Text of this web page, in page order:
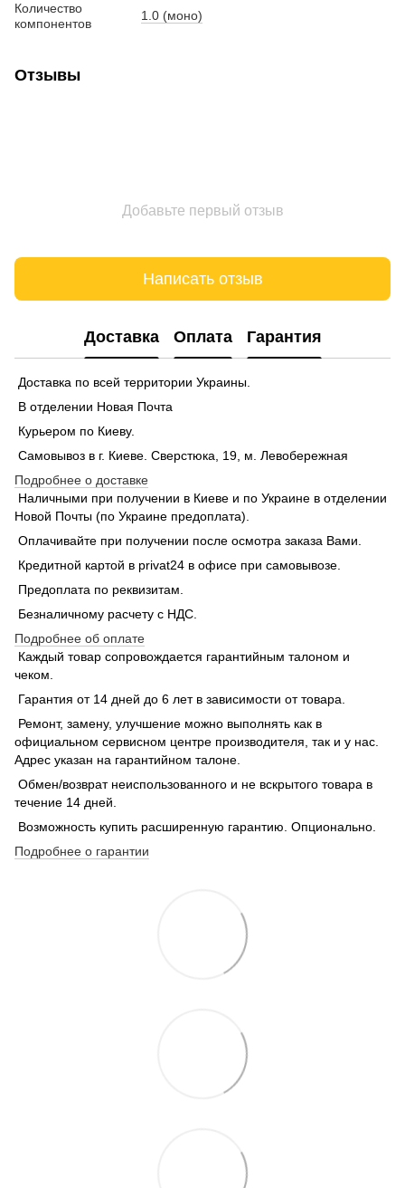
Количество
компонентов
1.0 (моно)
Отзывы
Добавьте первый отзыв
Написать отзыв
Доставка Оплата Гарантия
Доставка по всей территории Украины.
В отделении Новая Почта
Курьером по Киеву.
Самовывоз в г. Киеве. Сверстюка, 19, м. Левобережная
Подробнее о доставке
Наличными при получении в Киеве и по Украине в отделении
Новой Почты (по Украине предоплата).
Оплачивайте при получении после осмотра заказа Вами.
Кредитной картой в privat24 в офисе при самовывозе.
Предоплата по реквизитам.
Безналичному расчету с НДС.
Подробнее об оплате
Каждый товар сопровождается гарантийным талоном и
чеком.
Гарантия от 14 дней до 6 лет в зависимости от товара.
Ремонт, замену, улучшение можно выполнять как в
официальном сервисном центре производителя, так и у нас.
Адрес указан на гарантийном талоне.
Обмен/возврат неиспользованного и не вскрытого товара в
течение 14 дней.
Возможность купить расширенную гарантию. Опционально.
Подробнее о гарантии